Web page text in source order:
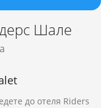
Шале
до отеля Riders